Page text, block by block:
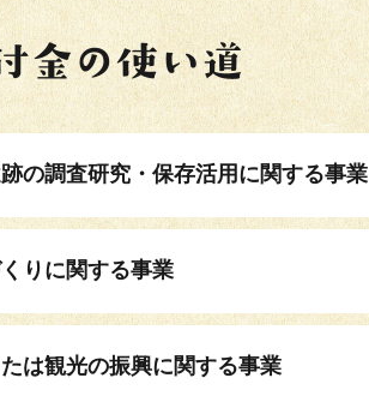
の調査研究・保存活用に関する事業
りに関する事業
は観光の振興に関する事業